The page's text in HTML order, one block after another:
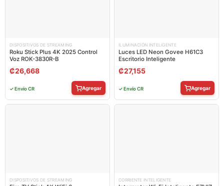
DISPOSITIVOS DE STREAMING
Roku Stick Plus 4K 2025 Control
Voz ROK-3830R-B
₡26,668
✓ Envío CR Agregar
ILUMINACIÓN INTELIGENTE
Luces LED Neon Govee H61C3
Escritorio Inteligente
₡27,155
✓ Envío CR Agregar
DISPOSITIVOS DE STREAMING CORRIENTE INTELIGENTE